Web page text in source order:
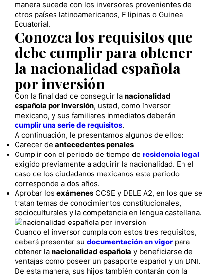
manera sucede con los inversores provenientes de
otros países latinoamericanos, Filipinas o Guinea
Ecuatorial.
Conozca los requisitos que
debe cumplir para obtener
la nacionalidad española
por inversión
Con la finalidad de conseguir la nacionalidad
española por inversión, usted, como inversor
mexicano, y sus familiares inmediatos deberán
cumplir una serie de requisitos.
A continuación, le presentamos algunos de ellos:
Carecer de antecedentes penales
Cumplir con el periodo de tiempo de residencia legal
exigido previamente a adquirir la nacionalidad. En el
caso de los ciudadanos mexicanos este periodo
corresponde a dos años.
Aprobar los exámenes CCSE y DELE A2, en los que se
tratan temas de conocimientos constitucionales,
socioculturales y la competencia en lengua castellana.
Cuando el inversor cumpla con estos tres requisitos,
deberá presentar su documentación en vigor para
obtener la nacionalidad española y beneficiarse de
ventajas como poseer un pasaporte español y un DNI.
De esta manera, sus hijos también contarán con la